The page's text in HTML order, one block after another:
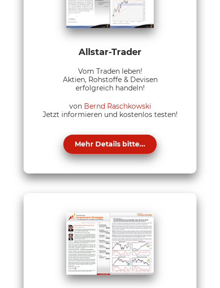
Allstar-Trader
Vom Traden leben!
Aktien, Rohstoffe & Devisen
erfolgreich handeln!
von Bernd Raschkowski
Jetzt informieren und kostenlos testen!
Mehr Details bitte...